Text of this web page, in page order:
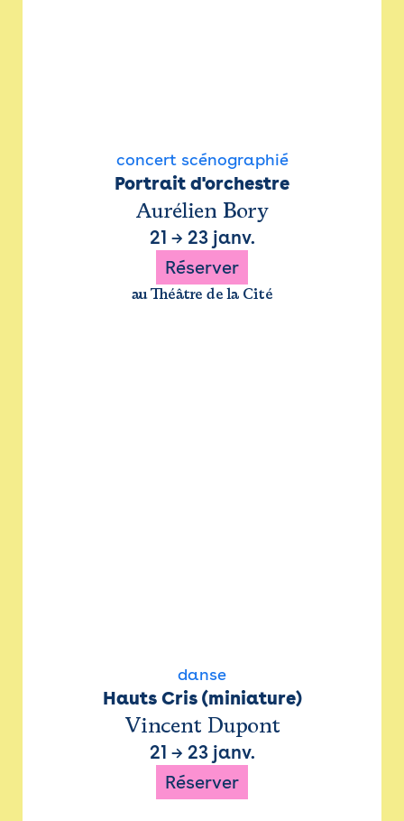
concert scénographié
Portrait d'orchestre
Aurélien Bory
21 → 23 janv.
Réserver
au Théâtre de la Cité
danse
Hauts Cris (miniature)
Vincent Dupont
21 → 23 janv.
Réserver